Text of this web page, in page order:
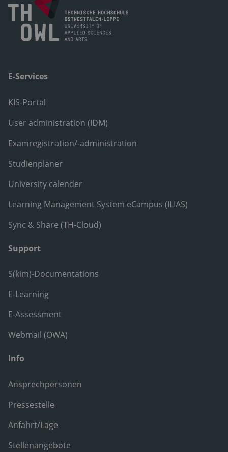
E-Services
KIS-Portal
User administration (IDM)
Examregistration/-administration
Studienplaner
University calender
Learning Management System eCampus (ILIAS)
Sync & Share (TH-Cloud)
Support
S(kim)-Documentations
E-Learning
E-Assessment
Webmail (OWA)
Info
Ansprechpersonen
Pressestelle
Anfahrt/Lage
Stellenangebote